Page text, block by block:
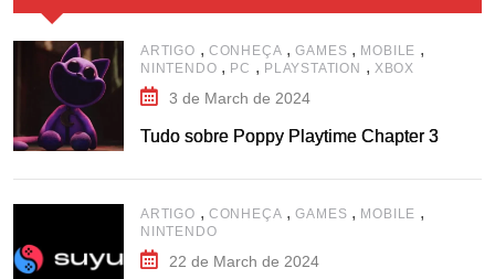
ARTIGO , CONHEÇA ,GAMES , MOBILE ,
NINTENDO , PC , PLAYSTATION , XBOX
3 de March de 2024
Tudo sobre Poppy Playtime Chapter 3
ARTIGO , CONHEÇA ,GAMES , MOBILE ,
NINTENDO
22 de March de 2024